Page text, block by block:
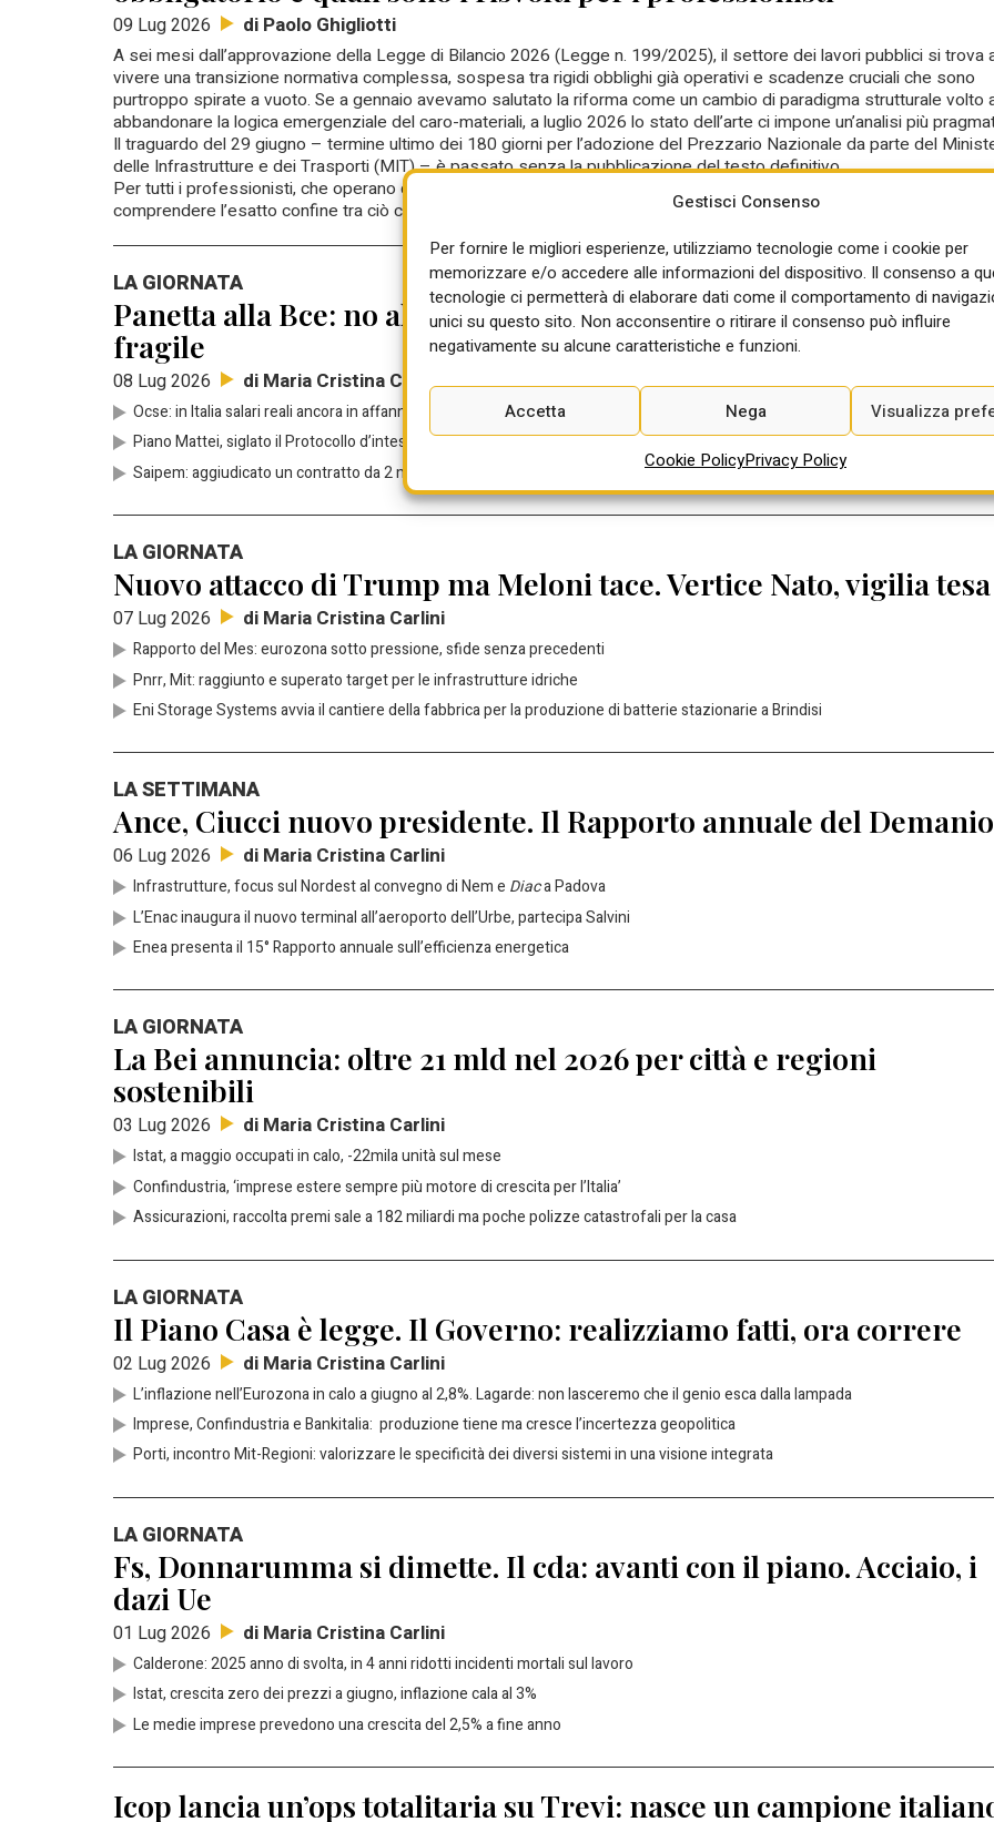
Gestisci Consenso
Per fornire le migliori esperienze, utilizziamo tecnologie come i cookie per
memorizzare e/o accedere alle informazioni del dispositivo. Il consenso a
tecnologie ci permetterà di elaborare dati come il comportamento di
unici su questo sito. Non acconsentire o ritirare il consenso può influire
negativamente su alcune caratteristiche e funzioni.
Accetta Nega Visualizza
Cookie PolicyPrivacy Policy
09 Lug 2026 di Paolo Ghigliotti
A sei mesi dall’approvazione della Legge di Bilancio 2026 (Legge n. 199/2025), il settore dei lavori pubblici si trova
vivere una transizione normativa complessa, sospesa tra rigidi obblighi già operativi e scadenze cruciali che sono
purtroppo spirate a vuoto. Se a gennaio avevamo salutato la riforma come un cambio di paradigma strutturale volto
abbandonare la logica emergenziale del caro-materiali, a luglio 2026 lo stato dell’arte ci impone un’analisi più
Il traguardo del 29 giugno – termine ultimo dei 180 giorni per l’adozione del Prezzario Nazionale da parte del
delle Infrastrutture e dei Trasporti (MIT) – è passato senza la pubblicazione del testo definitivo.
Per tutti i professionisti, che operano quotidianamente come computisti, direttori dei lavori e asseveratori,
comprendere l’esatto confine tra ciò che è già precetto di legge e ciò che è ancora in divenire è fondamentale.
LA GIORNATA
Panetta alla Bce: no al maxi rialzo dei tassi del 2022. Eurozona
fragile
08 Lug 2026 di Maria Cristina Carlini
Ocse: in Italia salari reali ancora in affanno, nel 2026 atteso un nuovo calo dello 0,9%
Piano Mattei, siglato il Protocollo d’intesa tra la Struttura di Missione ed Enel Foundation per la formazione energetica in
Saipem: aggiudicato un contratto da 2 mld di dollari per il progetto Kutei Fpso in Indonesia
LA GIORNATA
Nuovo attacco di Trump ma Meloni tace. Vertice Nato, vigilia tesa
07 Lug 2026 di Maria Cristina Carlini
Rapporto del Mes: eurozona sotto pressione, sfide senza precedenti
Pnrr, Mit: raggiunto e superato target per le infrastrutture idriche
Eni Storage Systems avvia il cantiere della fabbrica per la produzione di batterie stazionarie a Brindisi
LA SETTIMANA
Ance, Ciucci nuovo presidente. Il Rapporto annuale del Demanio
06 Lug 2026 di Maria Cristina Carlini
Infrastrutture, focus sul Nordest al convegno di Nem e Diaca Padova
L’Enac inaugura il nuovo terminal all’aeroporto dell’Urbe, partecipa Salvini
Enea presenta il 15° Rapporto annuale sull’efficienza energetica
LA GIORNATA
La Bei annuncia: oltre 21 mld nel 2026 per città e regioni
sostenibili
03 Lug 2026 di Maria Cristina Carlini
Istat, a maggio occupati in calo, -22mila unità sul mese
Confindustria, ‘imprese estere sempre più motore di crescita per l’Italia’
Assicurazioni, raccolta premi sale a 182 miliardi ma poche polizze catastrofali per la casa
LA GIORNATA
Il Piano Casa è legge. Il Governo: realizziamo fatti, ora correre
02 Lug 2026 di Maria Cristina Carlini
L’inflazione nell’Eurozona in calo a giugno al 2,8%. Lagarde: non lasceremo che il genio esca dalla lampada
Imprese, Confindustria e Bankitalia: produzione tiene ma cresce l’incertezza geopolitica
Porti, incontro Mit-Regioni: valorizzare le specificità dei diversi sistemi in una visione integrata
LA GIORNATA
Fs, Donnarumma si dimette. Il cda: avanti con il piano. Acciaio, i
dazi Ue
01 Lug 2026 di Maria Cristina Carlini
Calderone: 2025 anno di svolta, in 4 anni ridotti incidenti mortali sul lavoro
Istat, crescita zero dei prezzi a giugno, inflazione cala al 3%
Le medie imprese prevedono una crescita del 2,5% a fine anno
Icop lancia un’ops totalitaria su Trevi: nasce un campione